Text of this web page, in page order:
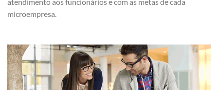
atendimento aos funcionários e com as metas de cada
microempresa.